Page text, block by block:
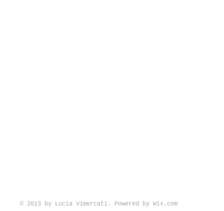
© 2013 by Lucia Vimercati. Powered by Wix.com